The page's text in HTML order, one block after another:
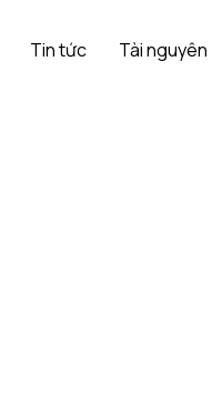
Tin tức Tài nguyên